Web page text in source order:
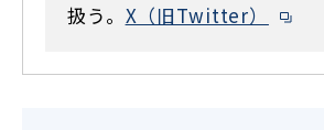
扱う。 X（旧Twitter）